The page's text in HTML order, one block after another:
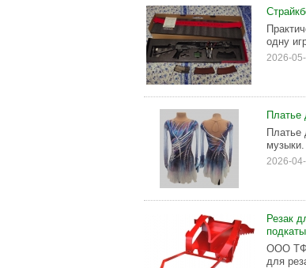
одну
2026-
Платье
Платье
музыки.
2026-
Резак
ООО ТФ
для